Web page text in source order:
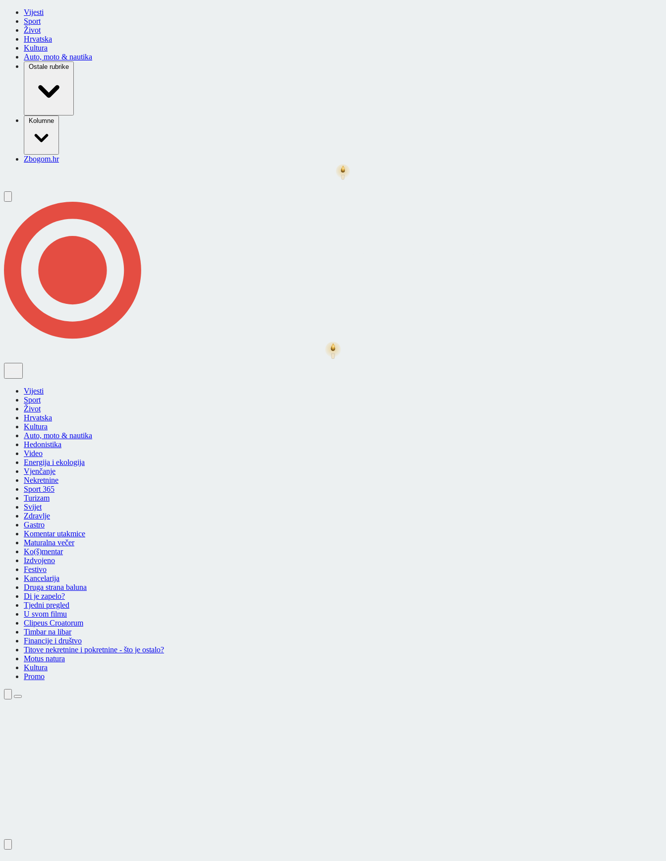
Vijesti
Sport
Život
Hrvatska
Kultura
Auto, moto & nautika
Ostale rubrike
Kolumne
Zbogom.hr
Vijesti
Sport
Život
Hrvatska
Kultura
Auto, moto & nautika
Hedonistika
Video
Energija i ekologija
Vjenčanje
Nekretnine
Sport 365
Turizam
Svijet
Zdravlje
Gastro
Komentar utakmice
Maturalna večer
Ko(š)mentar
Izdvojeno
Festivo
Kancelarija
Druga strana baluna
Di je zapelo?
Tjedni pregled
U svom filmu
Clipeus Croatorum
Timbar na libar
Financije i društvo
Titove nekretnine i pokretnine - što je ostalo?
Motus natura
Kultura
Promo